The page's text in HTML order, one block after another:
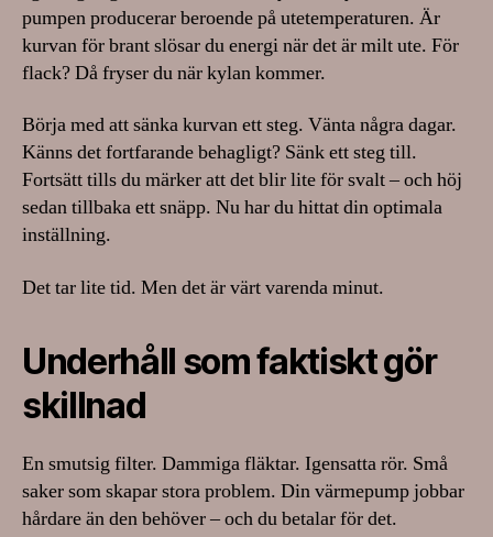
pumpen producerar beroende på utetemperaturen. Är
kurvan för brant slösar du energi när det är milt ute. För
flack? Då fryser du när kylan kommer.
Börja med att sänka kurvan ett steg. Vänta några dagar.
Känns det fortfarande behagligt? Sänk ett steg till.
Fortsätt tills du märker att det blir lite för svalt – och höj
sedan tillbaka ett snäpp. Nu har du hittat din optimala
inställning.
Det tar lite tid. Men det är värt varenda minut.
Underhåll som faktiskt gör
skillnad
En smutsig filter. Dammiga fläktar. Igensatta rör. Små
saker som skapar stora problem. Din värmepump jobbar
hårdare än den behöver – och du betalar för det.